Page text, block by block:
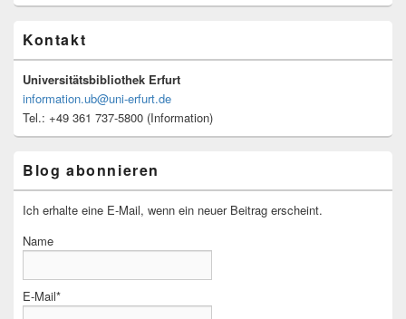
Kontakt
Universitätsbibliothek Erfurt
information.ub@uni-erfurt.de
Tel.: +49 361 737-5800 (Information)
Blog abonnieren
Ich erhalte eine E-Mail, wenn ein neuer Beitrag erscheint.
Name
E-Mail*